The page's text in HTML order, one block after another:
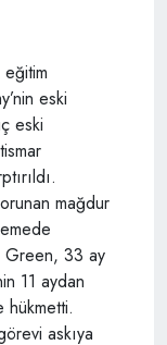
eski
eski
mağdur
Green, 33 ay
11 aydan
askıya